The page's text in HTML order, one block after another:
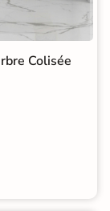
Colisée